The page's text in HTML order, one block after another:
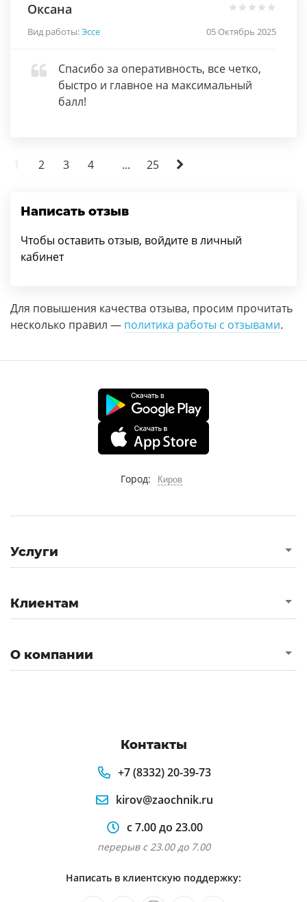
Оксана
Вид работы:Эссе 05 Октябрь 2025
Спасибо за оперативность, все четко,
быстро и главное на максимальный
балл!
1 2 3 4 ... 25
Написать отзыв
Чтобы оставить отзыв, войдите в личный
кабинет
Для повышения качества отзыва, просим прочитать
несколько правил — политика работы с отзывами.
Город: Киров
Услуги
Клиентам
О компании
Контакты
+7 (8332) 20-39-73
kirov@zaochnik.ru
с 7.00 до 23.00
перерыв с 23.00 до 7.00
Написать в клиентскую поддержку: